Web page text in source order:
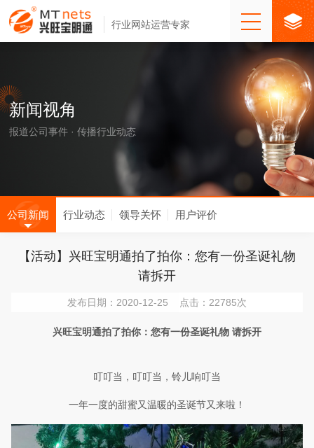
行业网站运营专家
新闻视角
报道公司事件 · 传播行业动态
公司新闻 行业动态 领导关怀 用户评价
【活动】兴旺宝明通拍了拍你：您有一份圣诞礼物
请拆开
发布日期：2020-12-25 点击：22785次
兴旺宝明通拍了拍你：您有一份圣诞礼物 请拆开
叮叮当，叮叮当，铃儿响叮当
一年一度的甜蜜又温暖的圣诞节又来啦！